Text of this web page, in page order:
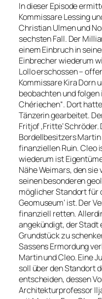
In dieser Episode
Kommissare Lessing
Christian Ulmen und
sechsten Fall. Der
einem Einbruch in
Einbrecher wiederum
Lollo erschossen –
Kommissare Kira Dorn
beobachten und folgen
Chériechen“. Dort
Tänzerin gearbeitet.
Fritjof ‚Fritte‘
Bordellbesitzers
finanziellen Ruin. Cleo
wiederum ist
Nähe Weimars, den
seinen besonderen
möglicher Standort für
Geomuseum‘ ist. Der
finanziell retten.
angekündigt, der Stadt
Grundstück zu
Sassens Ermordung
Martin und Cleo. Eine
soll über den Standort
entscheiden, dessen
Architekturprofessor